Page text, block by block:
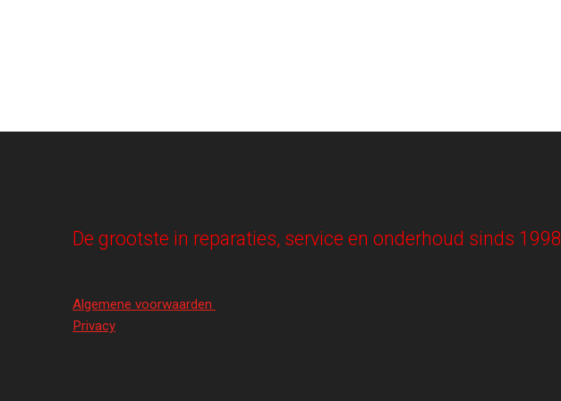
De grootste in reparaties, service en onderhoud sinds 1998
Algemene voorwaarden
Privacy